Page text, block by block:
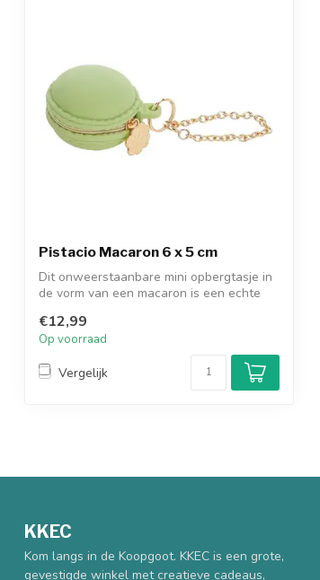
Pistacio Macaron 6 x 5 cm
Dit onweerstaanbare mini opbergtasje in
de vorm van een macaron is een echte
€12,99
Op voorraad
Vergelijk
KKEC
Kom langs in de Koopgoot. KKEC is een grote,
gevestigde winkel met creatieve cadeaus,